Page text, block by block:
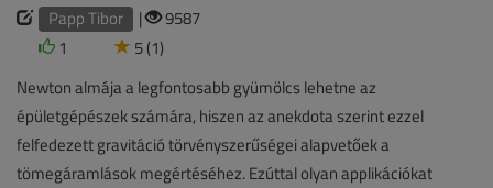
Papp Tibor |
9587
1
5 (1)
Newton almája a legfontosabb gyümölcs lehetne az
épületgépészek számára, hiszen az anekdota szerint ezzel
felfedezett gravitáció törvényszerűségei alapvetőek a
tömegáramlások megértéséhez. Ezúttal olyan applikációkat